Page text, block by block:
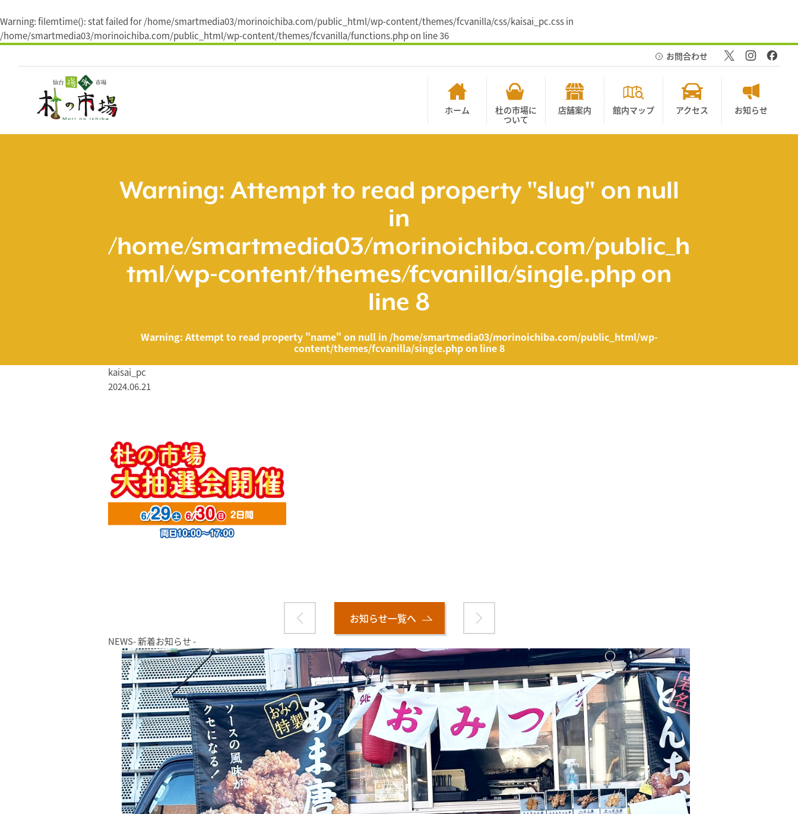
Warning: filemtime(): stat failed for /home/smartmedia03/morinoichiba.com/public_html/wp-content/themes/fcvanilla/css/kaisai_pc.css in
/home/smartmedia03/morinoichiba.com/public_html/wp-content/themes/fcvanilla/functions.phpon line36
ス
ホーム
杜の市場に
ついて
店舗案内 館内マップ アクセス お知らせ
お問合わせ
Warning: Attempt to read property "slug" on null
in
/home/smartmedia03/morinoichiba.com/public_h
tml/wp-content/themes/fcvanilla/single.php on
line 8
Warning: Attempt to read property "name" on null in /home/smartmedia03/morinoichiba.com/public_html/wp-
content/themes/fcvanilla/single.phpon line8
kaisai_pc
2024.06.21
お知らせ一覧へ
NEWS- 新着お知らせ -